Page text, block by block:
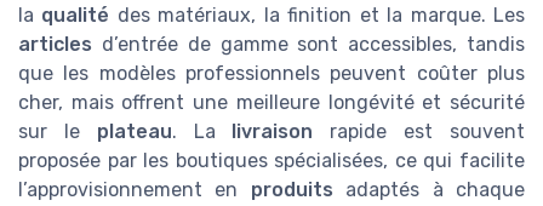
la qualité des matériaux, la finition et la marque. Les
articles d’entrée de gamme sont accessibles, tandis
que les modèles professionnels peuvent coûter plus
cher, mais offrent une meilleure longévité et sécurité
sur le plateau. La livraison rapide est souvent
proposée par les boutiques spécialisées, ce qui facilite
l’approvisionnement en produits adaptés à chaque